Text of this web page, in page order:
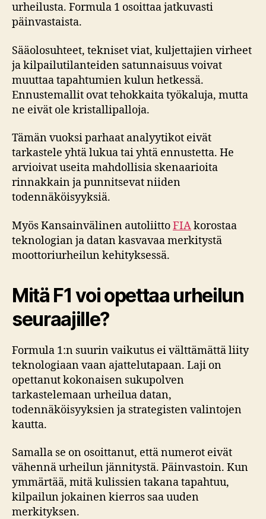
urheilusta. Formula 1 osoittaa jatkuvasti
päinvastaista.
Sääolosuhteet, tekniset viat, kuljettajien virheet
ja kilpailutilanteiden satunnaisuus voivat
muuttaa tapahtumien kulun hetkessä.
Ennustemallit ovat tehokkaita työkaluja, mutta
ne eivät ole kristallipalloja.
Tämän vuoksi parhaat analyytikot eivät
tarkastele yhtä lukua tai yhtä ennustetta. He
arvioivat useita mahdollisia skenaarioita
rinnakkain ja punnitsevat niiden
todennäköisyyksiä.
Myös Kansainvälinen autoliittoFIAkorostaa
teknologian ja datan kasvavaa merkitystä
moottoriurheilun kehityksessä.
Mitä F1 voi opettaa urheilun
seuraajille?
Formula 1:n suurin vaikutus ei välttämättä liity
teknologiaan vaan ajattelutapaan. Laji on
opettanut kokonaisen sukupolven
tarkastelemaan urheilua datan,
todennäköisyyksien ja strategisten valintojen
kautta.
Samalla se on osoittanut, että numerot eivät
vähennä urheilun jännitystä. Päinvastoin. Kun
ymmärtää, mitä kulissien takana tapahtuu,
kilpailun jokainen kierros saa uuden
merkityksen.